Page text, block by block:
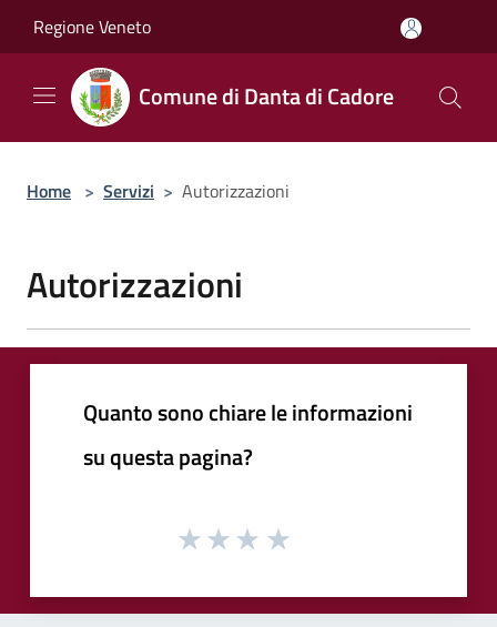
Regione Veneto
Comune di Danta di Cadore
Home > Servizi > Autorizzazioni
Autorizzazioni
Quanto sono chiare le informazioni
su questa pagina?